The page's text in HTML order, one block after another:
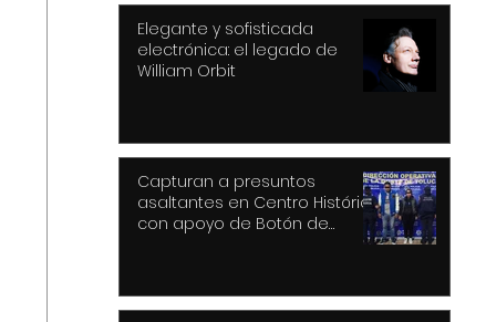
Elegante y sofisticada
electrónica: el legado de
William Orbit
Capturan a presuntos
asaltantes en Centro Histórico
con apoyo de Botón de